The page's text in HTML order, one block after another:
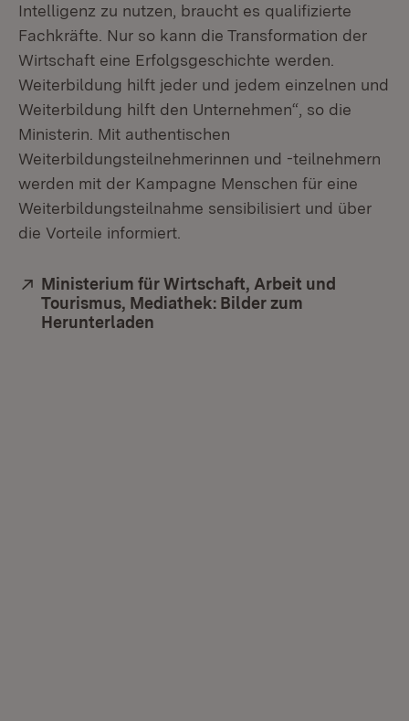
Intelligenz zu nutzen, braucht es qualifizierte
Fachkräfte. Nur so kann die Transformation der
Wirtschaft eine Erfolgsgeschichte werden.
Weiterbildung hilft jeder und jedem einzelnen und
Weiterbildung hilft den Unternehmen“, so die
Ministerin. Mit authentischen
Weiterbildungsteilnehmerinnen und -teilnehmern
werden mit der Kampagne Menschen für eine
Weiterbildungsteilnahme sensibilisiert und über
die Vorteile informiert.
Extern:
Ministerium für Wirtschaft, Arbeit und
Tourismus, Mediathek: Bilder zum
Herunterladen